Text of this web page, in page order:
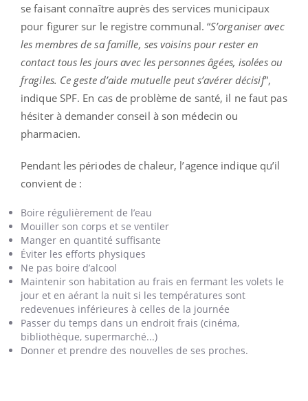
se faisant connaître auprès des services municipaux
pour figurer sur le registre communal. “S’organiser avec
les membres de sa famille, ses voisins pour rester en
contact tous les jours avec les personnes âgées, isolées ou
fragiles. Ce geste d’aide mutuelle peut s’avérer décisif”,
indique SPF. En cas de problème de santé, il ne faut pas
hésiter à demander conseil à son médecin ou
pharmacien.
Pendant les périodes de chaleur, l’agence indique qu’il
convient de :
Boire régulièrement de l’eau
Mouiller son corps et se ventiler
Manger en quantité suffisante
Éviter les efforts physiques
Ne pas boire d’alcool
Maintenir son habitation au frais en fermant les volets le
jour et en aérant la nuit si les températures sont
redevenues inférieures à celles de la journée
Passer du temps dans un endroit frais (cinéma,
bibliothèque, supermarché...)
Donner et prendre des nouvelles de ses proches.